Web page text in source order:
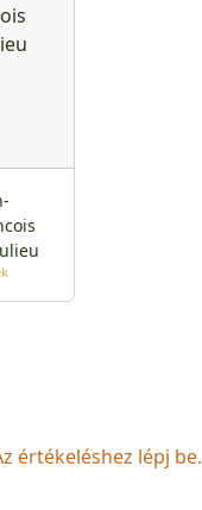
értékeléshez lépj be.